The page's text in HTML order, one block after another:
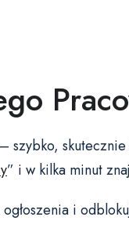
– szybko,
” i w kilka minut
i